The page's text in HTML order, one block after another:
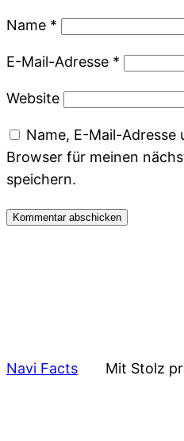
Name *
E-Mail-Adresse *
Website
Name, E-Mail-Adresse
Browser für meinen
speichern.
Navi Facts Mit Stolz